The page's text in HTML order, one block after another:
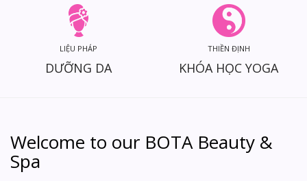
LIỆU PHÁP
DƯỠNG DA
THIỀN ĐỊNH
KHÓA HỌC YOGA
Welcome to our BOTA Beauty &
Spa